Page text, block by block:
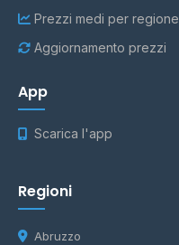
Prezzi medi per regione
Aggiornamento prezzi
App
Scarica l'app
Regioni
Abruzzo